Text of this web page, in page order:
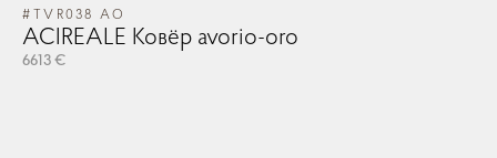
#TVR038 AO
ACIREALE Ковёр avorio-oro
6613 €